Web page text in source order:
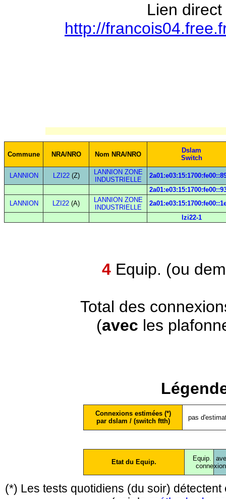
Lien
http://
Commune NRA/NRO Nom NRA/NRO
Dslam
Switch
LANNION LZI22(Z)
LANNION ZONE
INDUSTRIELLE
LANNION
LZI22 (A)
LANNION ZONE
INDUSTRIELLE
lzi22-1
4 Equip. (ou
Total des
(avec les
Connexions estimées (*)
par dslam / (switch ftth)
pas
Etat du Equip.
Equip.
conne
(*) Les tests quotidiens (du soir)